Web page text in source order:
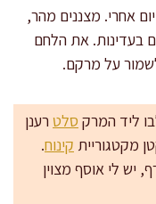
אחרי. מצננים מהר,
ומחממים בעדינות. את הלחם
על מרקם.
ליד המרק סלט רענן
מקטגוריית קינוח.
יש לי אוסף מצוין